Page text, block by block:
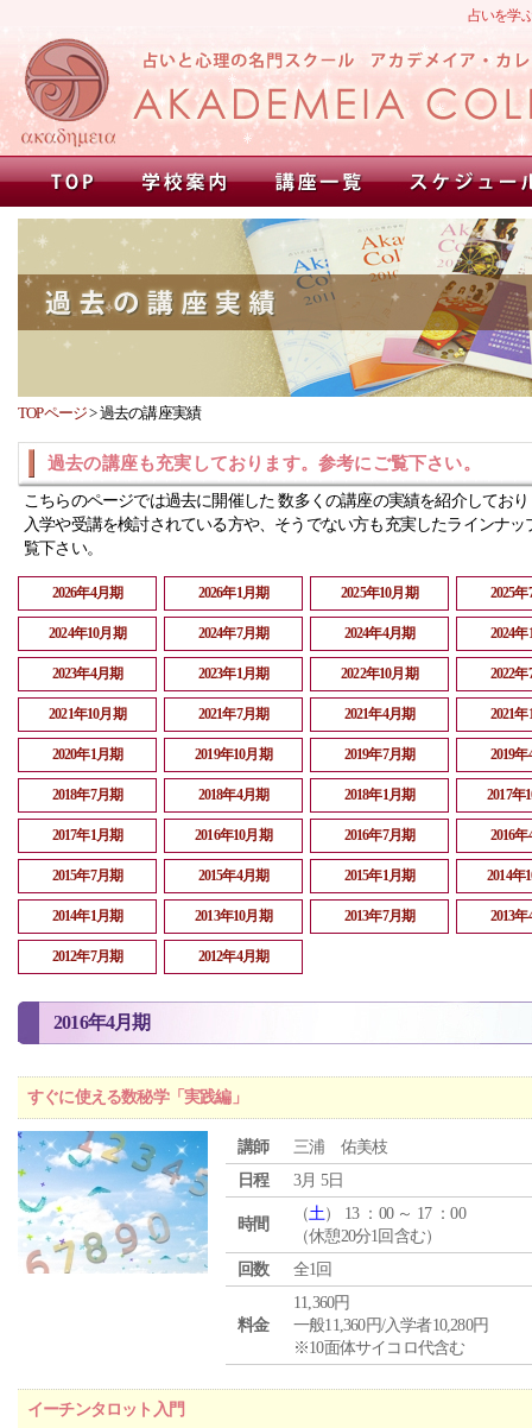
占いを学
TOPページ>過去の講座実績
過去の講座も充実しております。参考にご覧下さい。
こちらのページでは過去に開催した 数多くの講座の実績を紹介してお
入学や受講を検討されている方や、そうでない方も充実したラインナッ
覧下さい。
2026年4月期 2026年1月期 2025年10月期 2025
2024年10月期 2024年7月期 2024年4月期 2024
2023年4月期 2023年1月期 2022年10月期 2022
2021年10月期 2021年7月期 2021年4月期 2021
2020年1月期 2019年10月期 2019年7月期 2019
2018年7月期 2018年4月期 2018年1月期 2017年
2017年1月期 2016年10月期 2016年7月期 2016
2015年7月期 2015年4月期 2015年1月期 2014年
2014年1月期 2013年10月期 2013年7月期 2013
2012年7月期 2012年4月期
2016年4月期
すぐに使える数秘学「実践編」
講師
三浦 佑美枝
日程
3月 5日
時間
（土） 13 ：00 ～ 17 ：00
（休憩20分1回含む）
回数
全1回
料金
11,360円
一般11,360円/入学者10,280円
※10面体サイコロ代含む
イーチンタロット入門